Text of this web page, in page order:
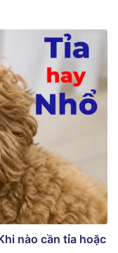
nào cần tỉa hoặc